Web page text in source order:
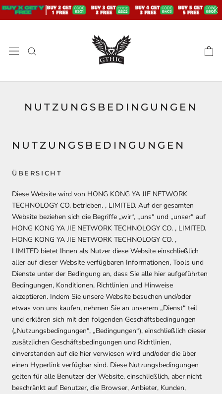
Zum
Inhalt
NUTZUNGSBEDINGUNGEN
NUTZUNGSBEDINGUNGEN
ÜBERSICHT
Diese Website wird von HONG KONG YA JIE NETWORK
TECHNOLOGY CO. betrieben. , LIMITED. Auf der gesamten
Website beziehen sich die Begriffe „wir“, „uns“ und „unser“ auf
HONG KONG YA JIE NETWORK TECHNOLOGY CO. , LIMITED.
HONG KONG YA JIE NETWORK TECHNOLOGY CO. ,
LIMITED bietet Ihnen als Nutzer diese Website einschließlich
aller auf dieser Website verfügbaren Informationen, Tools und
Dienste unter der Bedingung an, dass Sie alle hier aufgeführten
Bedingungen, Konditionen, Richtlinien und Hinweise
akzeptieren. Indem Sie unsere Website besuchen und/oder
etwas von uns kaufen, nehmen Sie an unserem „Dienst“ teil
und erklären sich mit den folgenden Geschäftsbedingungen
(„Nutzungsbedingungen“, „Bedingungen“), einschließlich dieser
zusätzlichen Geschäftsbedingungen und Richtlinien,
einverstanden auf die hier verwiesen wird und/oder die über
einen Hyperlink verfügbar sind. Diese Nutzungsbedingungen
gelten für alle Benutzer der Website, einschließlich, aber nicht
beschränkt auf Benutzer, die Browser, Anbieter, Kunden,